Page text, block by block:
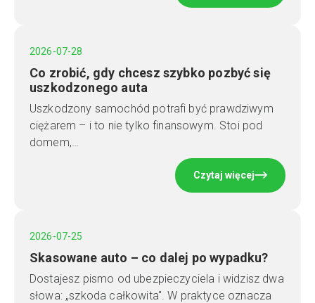
2026-07-28
Co zrobić, gdy chcesz szybko pozbyć się
uszkodzonego auta
Uszkodzony samochód potrafi być prawdziwym
ciężarem – i to nie tylko finansowym. Stoi pod
domem,…
Czytaj więcej
2026-07-25
Skasowane auto – co dalej po wypadku?
Dostajesz pismo od ubezpieczyciela i widzisz dwa
słowa: „szkoda całkowita". W praktyce oznacza